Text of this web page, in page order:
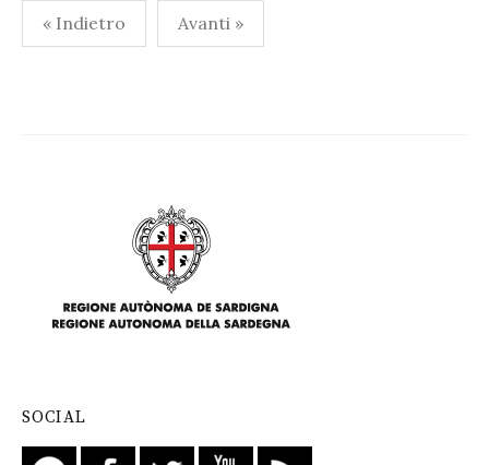
Paginazione
degli
« Indietro Avanti »
SOCIAL